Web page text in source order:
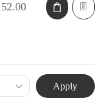
Apply